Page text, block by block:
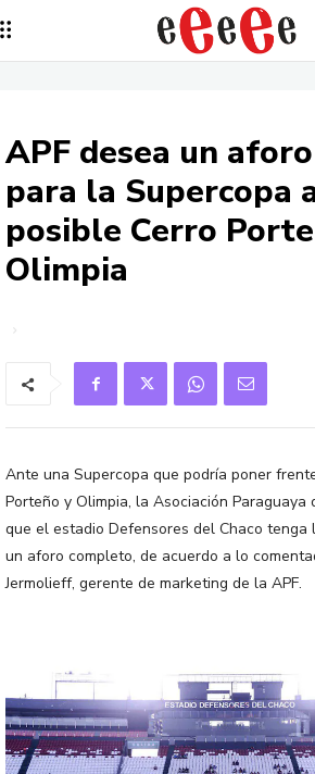
APF desea un
para la Supercopa
posible Cerro
Olimpia
Ante una Supercopa que podría poner
Porteño y Olimpia, la Asociación Paraguaya
que el estadio Defensores del Chaco tenga
un aforo completo, de acuerdo a lo
Jermolieff, gerente de marketing de la APF.